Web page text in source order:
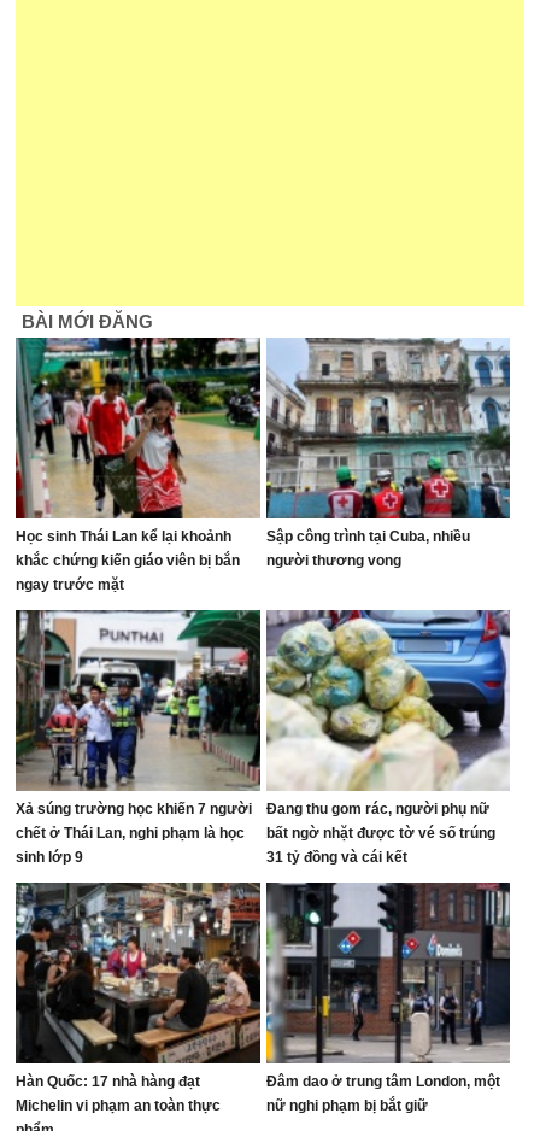
BÀI MỚI ĐĂNG
Học sinh Thái Lan kể lại khoảnh
khắc chứng kiến giáo viên bị bắn
ngay trước mặt
Sập công trình tại Cuba, nhiều
người thương vong
Xả súng trường học khiến 7 người
chết ở Thái Lan, nghi phạm là học
sinh lớp 9
Đang thu gom rác, người phụ nữ
bất ngờ nhặt được tờ vé số trúng
31 tỷ đồng và cái kết
Hàn Quốc: 17 nhà hàng đạt
Michelin vi phạm an toàn thực
Đâm dao ở trung tâm London, một
nữ nghi phạm bị bắt giữ